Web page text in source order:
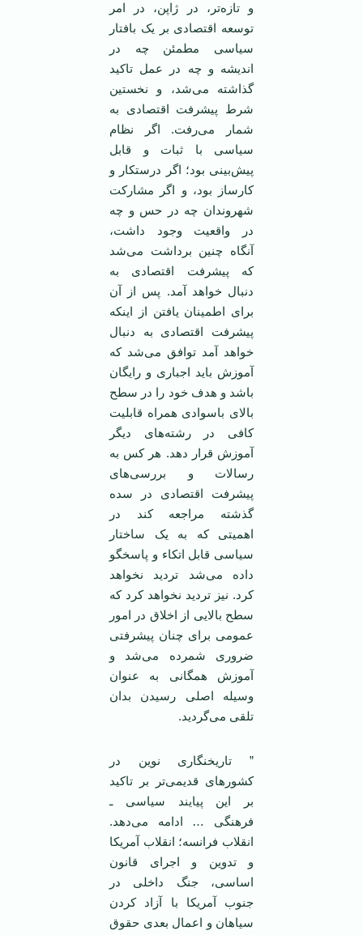
و تازه‌تر، در ژاپن، در امر
توسعه اقتصادی بر یک بافتار
سیاسی مطمئن چه در
اندیشه و چه در عمل تاکید
گذاشته می‌شد، و نخستین
شرط پیشرفت اقتصادی به
شمار می‌رفت. اگر نظام
سیاسی با ثبات و قابل
پیش‌بینی بود؛ اگر درستکار و
کارساز بود، و اگر مشارکت
شهروندان چه در حس و چه
در واقعیت وجود داشت،
آنگاه چنین برداشت می‌شد
که پیشرفت اقتصادی به
دنبال خواهد آمد. پس از آن
برای اطمینان یافتن از اینکه
پیشرفت اقتصادی به دنبال
خواهد آمد توافق می‌شد که
آموزش باید اجباری و رایگان
باشد و هدف خود را در سطح
بالای با‌سوادی همراه قابلیت
کافی در رشته‌های دیگر
آموزش قرار دهد. هر کس به
رسالات و بررسی‌های
پیشرفت اقتصادی در سده
گذشته مراجعه کند در
اهمیتی که به یک ساختار
سیاسی قابل اتکاء و پاسخگو
داده می‌شد تردید نخواهد
کرد. نیز تردید نخواهد کرد که
سطح بالایی از اخلاق در امور
عمومی برای چنان پیشرفتی
ضروری شمرده می‌شد و
آموزش همگانی به عنوان
وسیله اصلی رسیدن بدان
تلقی می‌گردید.
” تاریخنگاری نوین در
کشورهای قدیمی‌تر بر تاکید
بر این پیایند سیاسی ـ
فرهنگی … ادامه می‌دهد.
انقلاب فرانسه؛ انقلاب آمریکا
و تدوین و اجرای قانون
اساسی، جنگ داخلی در
جنوب آمریکا با آزاد کردن
سیاهان و اعمال بعدی حقوق